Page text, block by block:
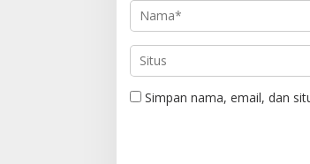
Simpan nama, email, dan